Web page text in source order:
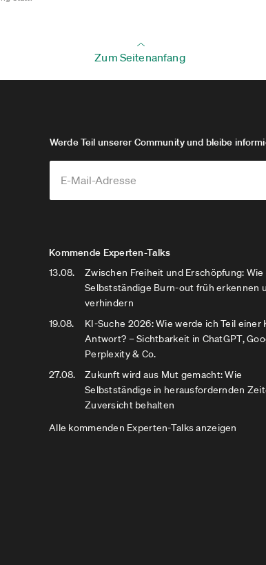
Zum Seitenanfang
Werde Teil unserer Community und bleibe
Kommende Experten-Talks
13.08.
Zwischen Freiheit und Erschöpfung: Wie
Selbstständige Burn-out früh erkennen
verhindern
19.08.
KI-Suche 2026: Wie werde ich Teil einer
Antwort? – Sichtbarkeit in ChatGPT,
Perplexity & Co.
27.08.
Zukunft wird aus Mut gemacht: Wie
Selbstständige in herausfordernden
Zuversicht behalten
Alle kommenden Experten-Talks anzeigen